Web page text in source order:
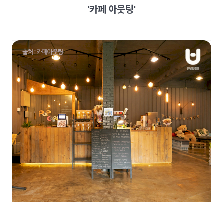
'카페 아웃팅'